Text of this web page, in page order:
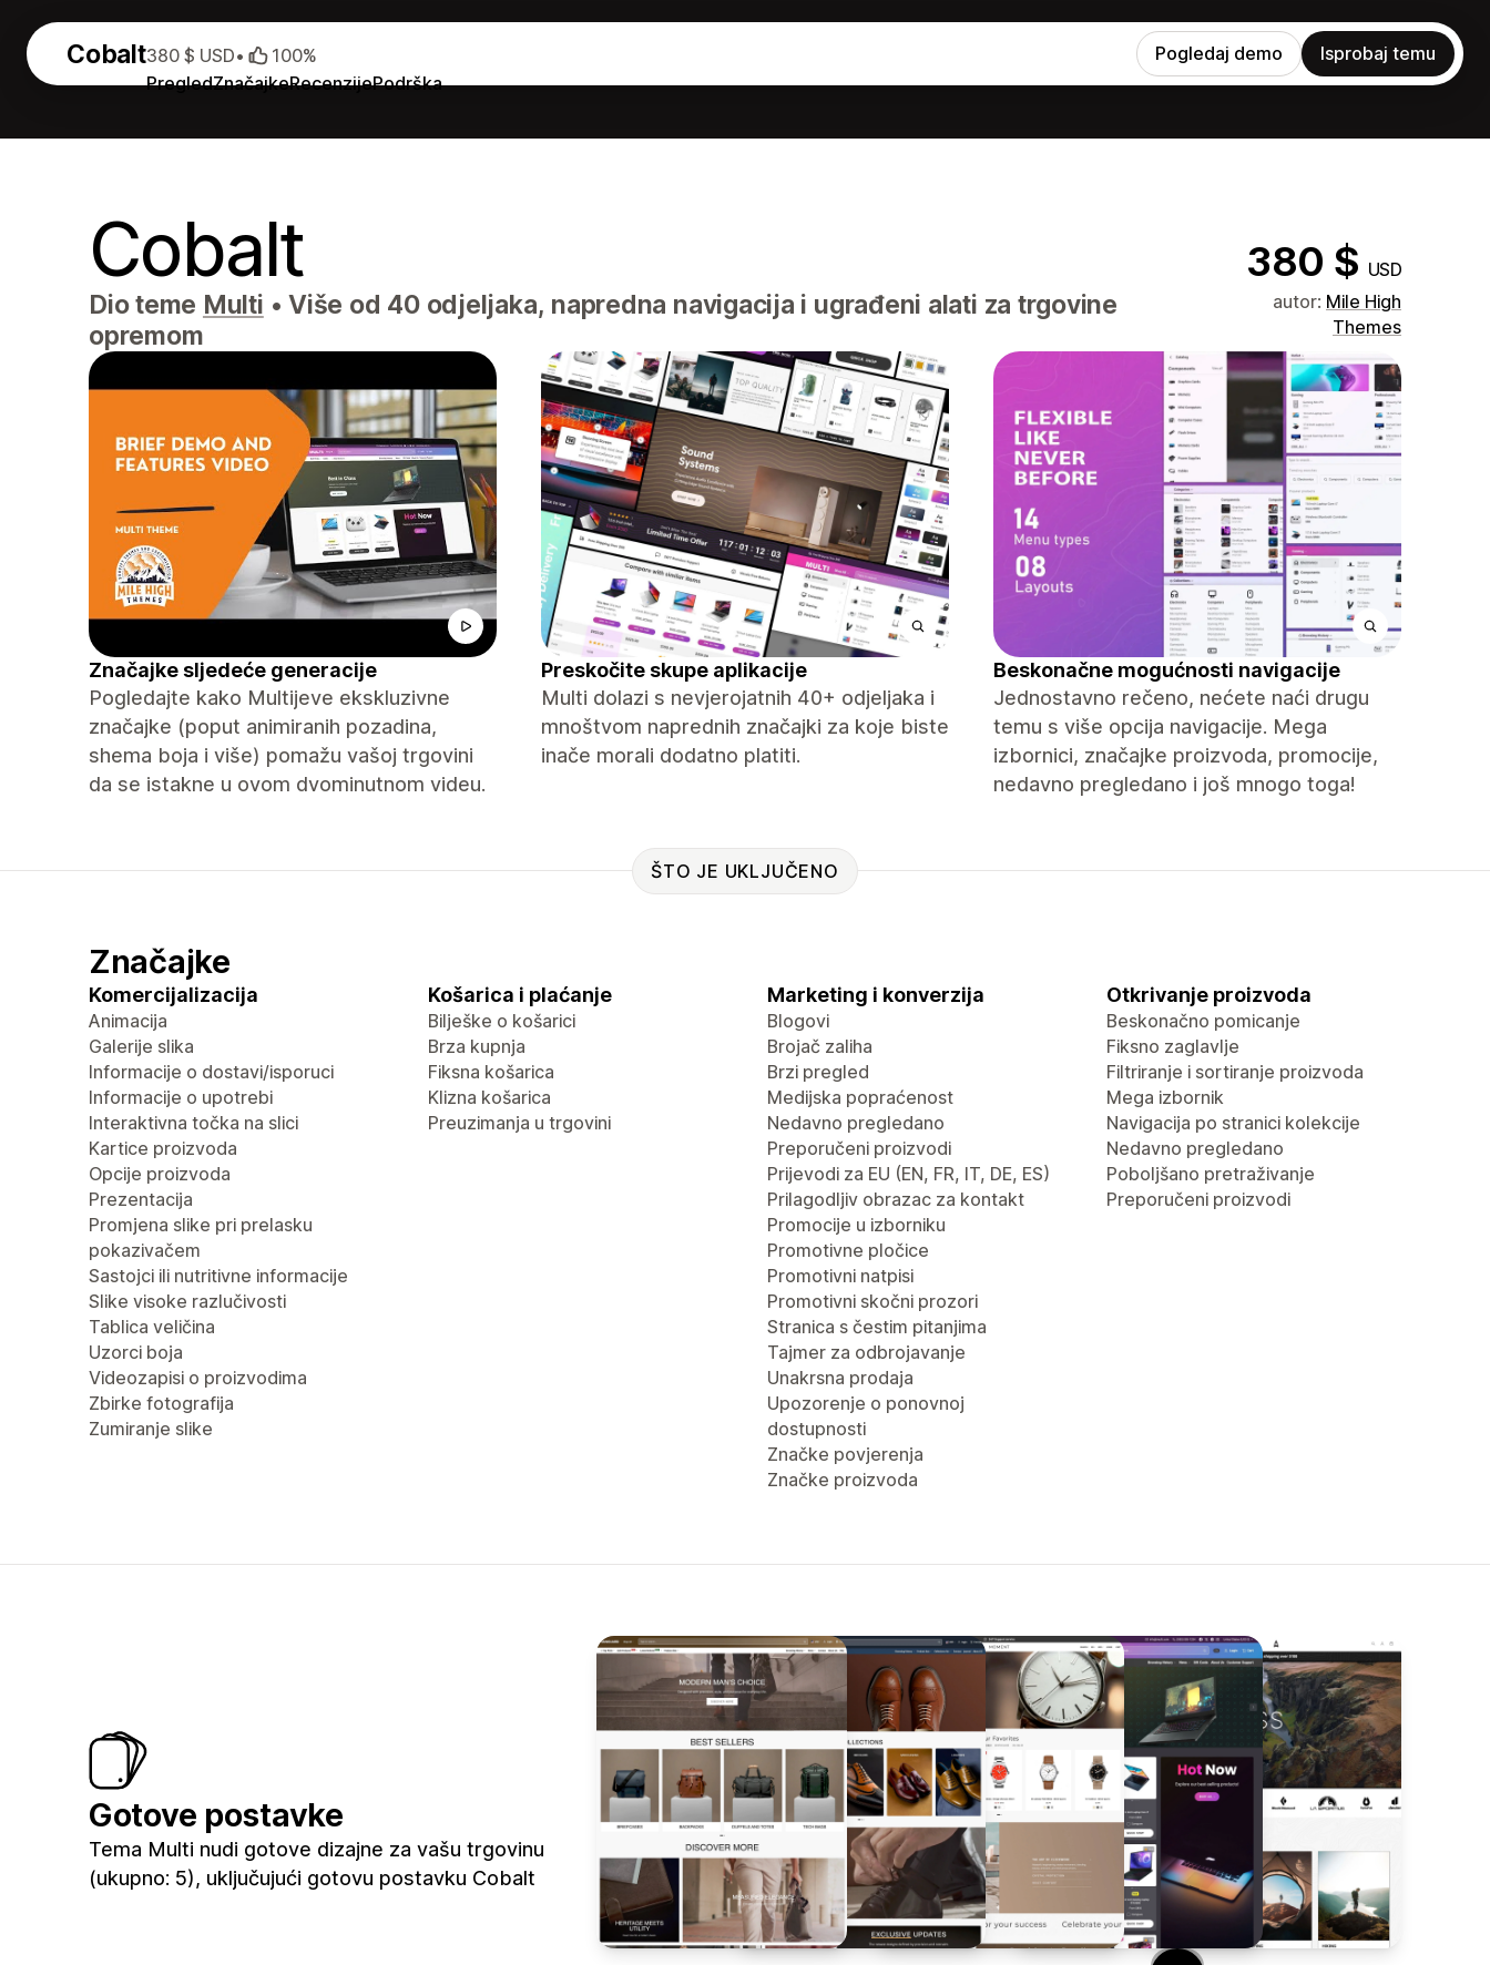
Cobalt
PregledZnačajkeRecenzijePodrška
380 $ USD• 100% Pogledaj demo Isprobaj temu
Cobalt 380 $ USD
Dio teme Multi • Više od 40 odjeljaka, napredna navigacija i ugrađeni alati za trgovine
opremom
autor: Mile High
Themes
Značajke sljedeće generacije
Pogledajte kako Multijeve ekskluzivne
značajke (poput animiranih pozadina,
shema boja i više) pomažu vašoj trgovini
da se istakne u ovom dvominutnom videu.
Preskočite skupe aplikacije
Multi dolazi s nevjerojatnih 40+ odjeljaka i
mnoštvom naprednih značajki za koje biste
inače morali dodatno platiti.
Beskonačne mogućnosti navigacije
Jednostavno rečeno, nećete naći drugu
temu s više opcija navigacije. Mega
izbornici, značajke proizvoda, promocije,
nedavno pregledano i još mnogo toga!
ŠTO JE UKLJUČENO
Značajke
Komercijalizacija
Animacija
Galerije slika
Informacije o dostavi/isporuci
Informacije o upotrebi
Interaktivna točka na slici
Kartice proizvoda
Opcije proizvoda
Prezentacija
Promjena slike pri prelasku
pokazivačem
Sastojci ili nutritivne informacije
Slike visoke razlučivosti
Tablica veličina
Uzorci boja
Videozapisi o proizvodima
Zbirke fotografija
Zumiranje slike
Košarica i plaćanje
Bilješke o košarici
Brza kupnja
Fiksna košarica
Klizna košarica
Preuzimanja u trgovini
Marketing i konverzija
Blogovi
Brojač zaliha
Brzi pregled
Medijska popraćenost
Nedavno pregledano
Preporučeni proizvodi
Prijevodi za EU (EN, FR, IT, DE, ES)
Prilagodljiv obrazac za kontakt
Promocije u izborniku
Promotivne pločice
Promotivni natpisi
Promotivni skočni prozori
Stranica s čestim pitanjima
Tajmer za odbrojavanje
Unakrsna prodaja
Upozorenje o ponovnoj
dostupnosti
Značke povjerenja
Značke proizvoda
Otkrivanje proizvoda
Beskonačno pomicanje
Fiksno zaglavlje
Filtriranje i sortiranje proizvoda
Mega izbornik
Navigacija po stranici kolekcije
Nedavno pregledano
Poboljšano pretraživanje
Preporučeni proizvodi
Gotove postavke
Tema Multi nudi gotove dizajne za vašu trgovinu
(ukupno: 5), uključujući gotovu postavku Cobalt